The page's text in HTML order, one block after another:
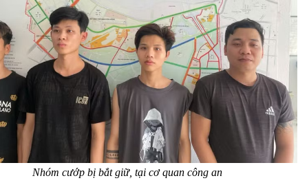
Nhóm cướp bị bắt giữ, tại cơ quan công an